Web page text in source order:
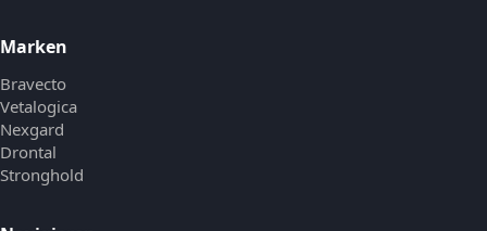
Marken
Bravecto
Vetalogica
Nexgard
Drontal
Stronghold